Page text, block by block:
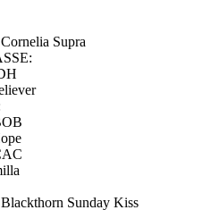
Supra
Sunday Kiss